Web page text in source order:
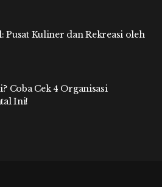
Pusat Kuliner dan Rekreasi oleh
Coba Cek 4 Organisasi
Ini!